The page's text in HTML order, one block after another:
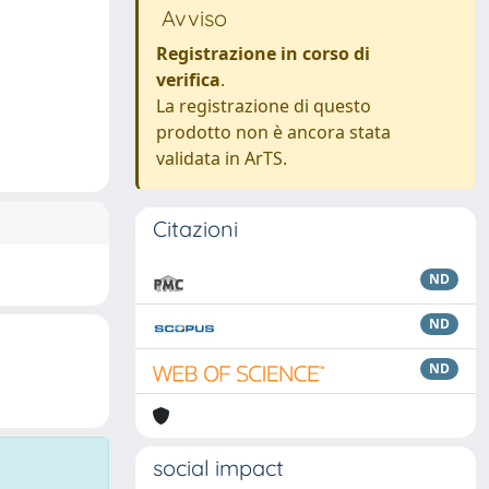
Avviso
Registrazione in corso di
verifica.
La registrazione di questo
prodotto non è ancora stata
validata in ArTS.
Citazioni
ND
ND
ND
social impact